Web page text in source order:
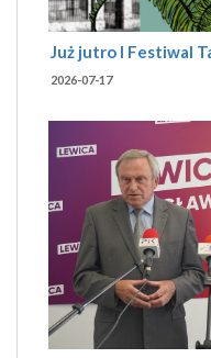
Już jutro I Festiwal
2026-07-17